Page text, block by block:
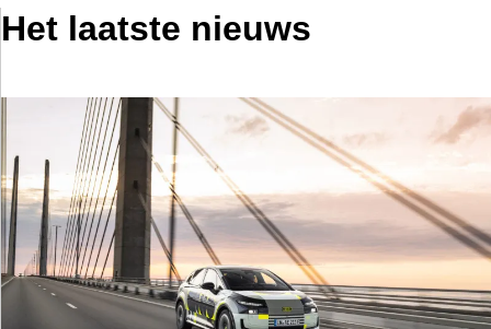
Het laatste nieuws